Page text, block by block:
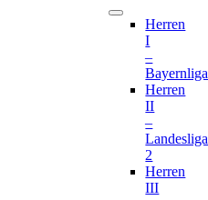
Herren
I
–
Bayernliga
Herren
II
–
Landesliga
2
Herren
III